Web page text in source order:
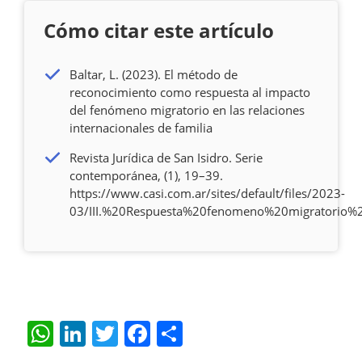
Cómo citar este artículo
Baltar, L. (2023). El método de
reconocimiento como respuesta al impacto
del fenómeno migratorio en las relaciones
internacionales de familia
Revista Jurídica de San Isidro. Serie
contemporánea, (1), 19–39.
https://www.casi.com.ar/sites/default/files/2023-
03/
W Li T F